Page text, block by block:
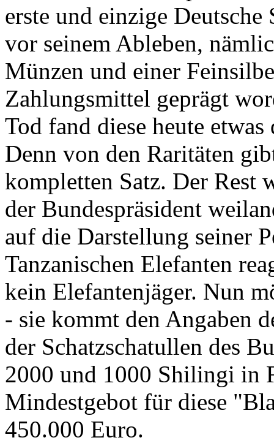
erste und einzige Deutsche
vor seinem Ableben,
Münzen und einer
Zahlungsmittel geprägt
Tod fand diese heute
Denn von den Raritäten
kompletten Satz. Der Rest
der Bundespräsident
auf die Darstellung seiner
Tanzanischen Elefanten
kein Elefantenjäger. Nun
- sie kommt den Angaben
der Schatzschatullen des
2000 und 1000 Shilingi in
Mindestgebot für diese
450.000 Euro.